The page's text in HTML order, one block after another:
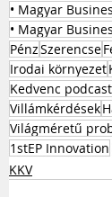
• Magyar
• Magyar
PénzSzerencse
Irodai környezet
Kedvenc podcast
Villámkérdések
Világméretű
1stEP Innovation
KKV